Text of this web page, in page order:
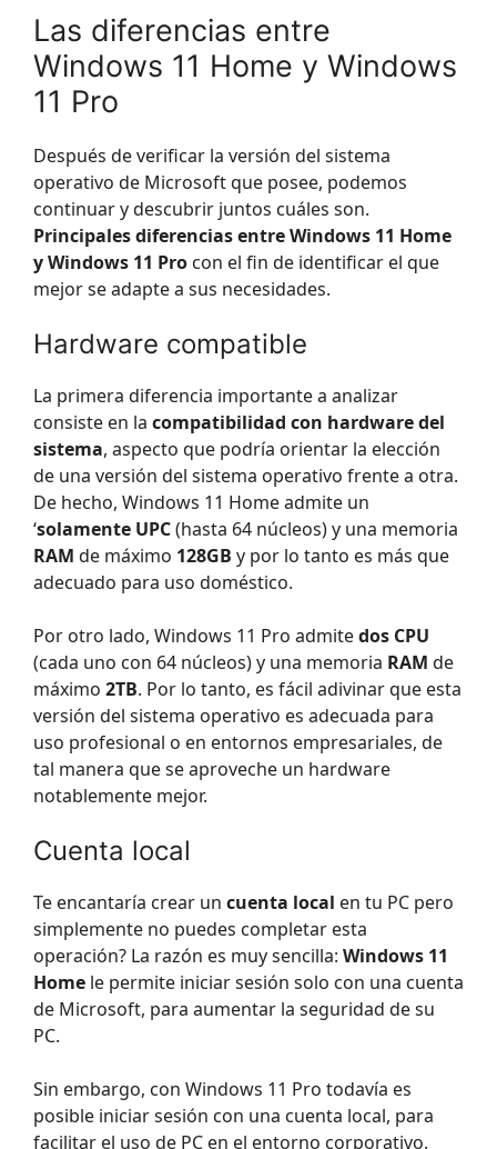
Las diferencias entre
Windows 11 Home y Windows
11 Pro
Después de verificar la versión del sistema
operativo de Microsoft que posee, podemos
continuar y descubrir juntos cuáles son.
Principales diferencias entre Windows 11 Home
y Windows 11 Pro con el fin de identificar el que
mejor se adapte a sus necesidades.
Hardware compatible
La primera diferencia importante a analizar
consiste en la compatibilidad con hardware del
sistema, aspecto que podría orientar la elección
de una versión del sistema operativo frente a otra.
De hecho, Windows 11 Home admite un
‘solamente UPC(hasta 64 núcleos) y una memoria
RAM de máximo 128GB y por lo tanto es más que
adecuado para uso doméstico.
Por otro lado, Windows 11 Pro admitedos CPU
(cada uno con 64 núcleos) y una memoria RAM de
máximo 2TB. Por lo tanto, es fácil adivinar que esta
versión del sistema operativo es adecuada para
uso profesional o en entornos empresariales, de
tal manera que se aproveche un hardware
notablemente mejor.
Cuenta local
Te encantaría crear un cuenta local en tu PC pero
simplemente no puedes completar esta
operación? La razón es muy sencilla: Windows 11
Home le permite iniciar sesión solo con una cuenta
de Microsoft, para aumentar la seguridad de su
PC.
Sin embargo, con Windows 11 Pro todavía es
posible iniciar sesión con una cuenta local, para
facilitar el uso de PC en el entorno corporativo.